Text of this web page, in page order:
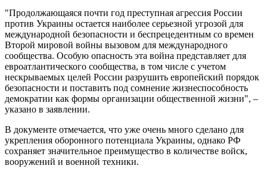
"Продолжающаяся почти год преступная агрессия России
против Украины остается наиболее серьезной угрозой для
международной безопасности и беспрецедентным со времен
Второй мировой войны вызовом для международного
сообщества. Особую опасность эта война представляет для
евроатлантического сообщества, в том числе с учетом
нескрываемых целей России разрушить европейский порядок
безопасности и поставить под сомнение жизнеспособность
демократии как формы организации общественной жизни", –
указано в заявлении.
В документе отмечается, что уже очень много сделано для
укрепления оборонного потенциала Украины, однако РФ
сохраняет значительное преимущество в количестве войск,
вооружений и военной техники.